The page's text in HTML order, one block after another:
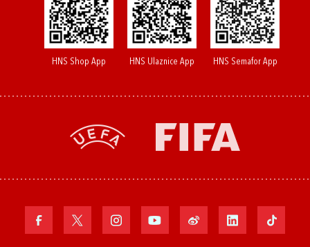
HNS Shop App HNS Ulaznice App HNS Semafor App